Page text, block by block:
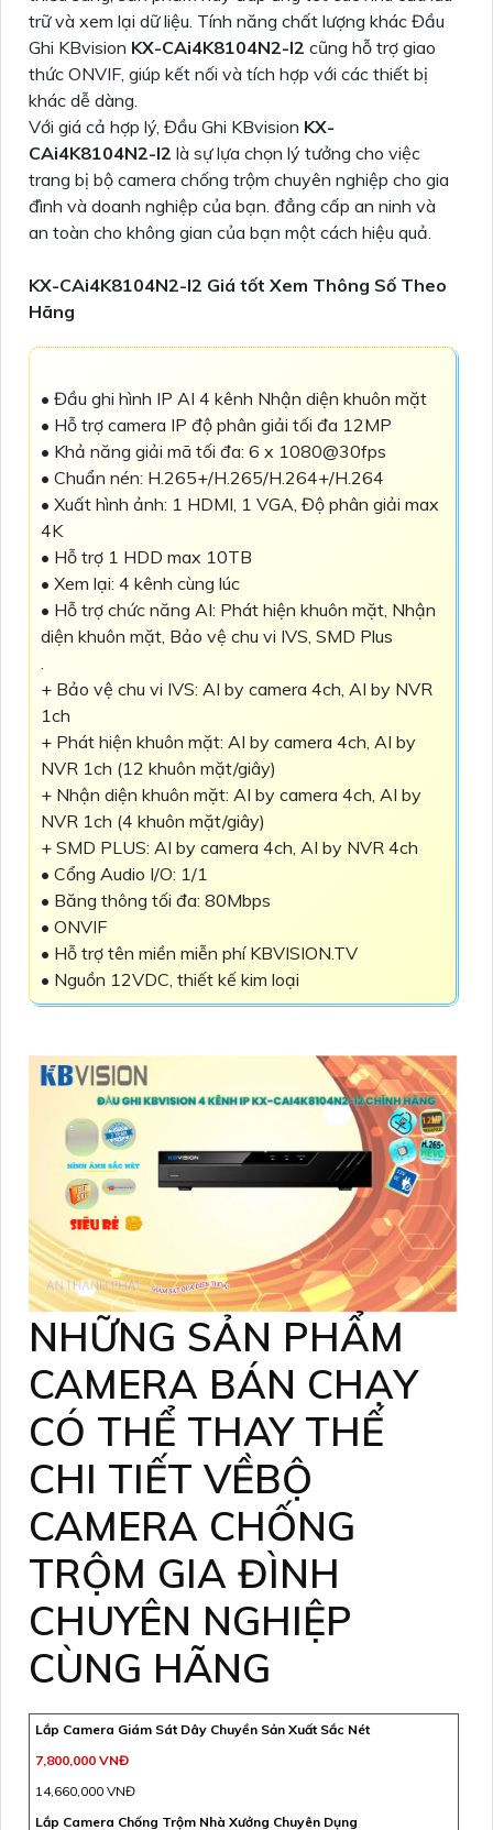
trữ và xem lại dữ liệu. Tính năng chất lượng khác Đầu
Ghi KBvision KX-CAi4K8104N2-I2 cũng hỗ trợ giao
thức ONVIF, giúp kết nối và tích hợp với các thiết bị
khác dễ dàng.
Với giá cả hợp lý, Đầu Ghi KBvision KX-
CAi4K8104N2-I2 là sự lựa chọn lý tưởng cho việc
trang bị bộ camera chống trộm chuyên nghiệp cho gia
đình và doanh nghiệp của bạn. đẳng cấp an ninh và
an toàn cho không gian của bạn một cách hiệu quả.
KX-CAi4K8104N2-I2 Giá tốt Xem Thông Số Theo
Hãng
• Đầu ghi hình IP AI 4 kênh Nhận diện khuôn mặt
• Hỗ trợ camera IP độ phân giải tối đa 12MP
• Khả năng giải mã tối đa: 6 x 1080@30fps
• Chuẩn nén: H.265+/H.265/H.264+/H.264
• Xuất hình ảnh: 1 HDMI, 1 VGA, Độ phân giải max
4K
• Hỗ trợ 1 HDD max 10TB
• Xem lại: 4 kênh cùng lúc
• Hỗ trợ chức năng AI: Phát hiện khuôn mặt, Nhận
diện khuôn mặt, Bảo vệ chu vi IVS, SMD Plus
+ Bảo vệ chu vi IVS: AI by camera 4ch, AI by NVR
1ch
+ Phát hiện khuôn mặt: AI by camera 4ch, AI by
NVR 1ch (12 khuôn mặt/giây)
+ Nhận diện khuôn mặt: AI by camera 4ch, AI by
NVR 1ch (4 khuôn mặt/giây)
+ SMD PLUS: AI by camera 4ch, AI by NVR 4ch
• Cổng Audio I/O: 1/1
• Băng thông tối đa: 80Mbps
• ONVIF
• Hỗ trợ tên miền miễn phí KBVISION.TV
• Nguồn 12VDC, thiết kế kim loại
NHỮNG SẢN PHẨM
CAMERA BÁN CHẠY
CÓ THỂ THAY THẾ
CHI TIẾT VỀBỘ
CAMERA CHỐNG
TRỘM GIA ĐÌNH
CHUYÊN NGHIỆP
CÙNG HÃNG
Lắp Camera Giám Sát Dây Chuyền Sản Xuất Sắc Nét
7,800,000 VNĐ
14,660,000 VNĐ
Lắp Camera Chống Trộm Nhà Xưởng Chuyên Dụng